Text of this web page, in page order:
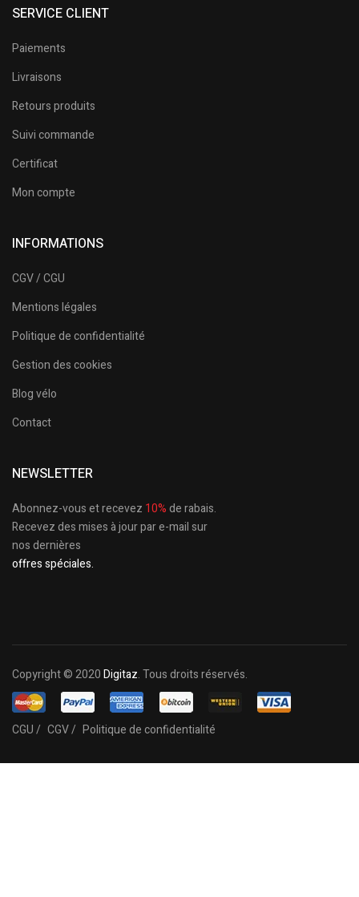
SERVICE CLIENT
Paiements
Livraisons
Retours produits
Suivi commande
Certificat
Mon compte
INFORMATIONS
CGV / CGU
Mentions légales
Politique de confidentialité
Gestion des cookies
Blog vélo
Contact
NEWSLETTER
Abonnez-vous et recevez 10%de rabais.
Recevez des mises à jour par e-mail sur
nos dernières
offres spéciales.
Copyright © 2020Digitaz. Tous droits réservés.
CGU / CGV / Politique de confidentialité